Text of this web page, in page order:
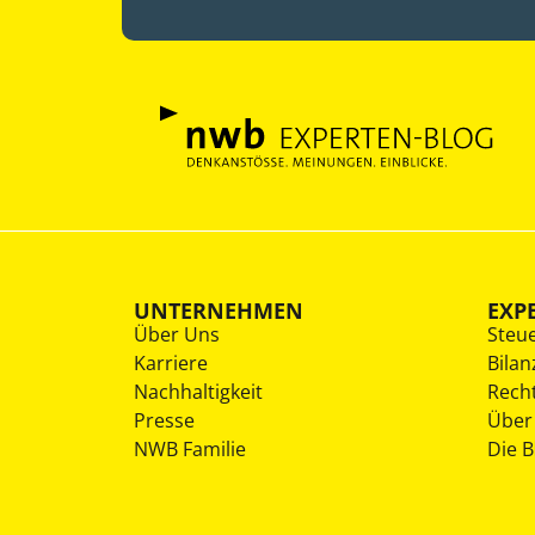
UNTERNEHMEN
Über Uns
Karriere
Nachhaltigkeit
Presse
NWB Familie
Die